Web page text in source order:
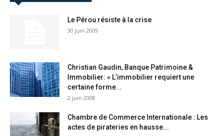
Le Pérou résiste à la crise
30 juin 2009
Christian Gaudin, Banque Patrimoine &
Immobilier: « L’immobilier requiert une
certaine forme...
2 juin 2008
Chambre de Commerce Internationale : Les
actes de pirateries en hausse...